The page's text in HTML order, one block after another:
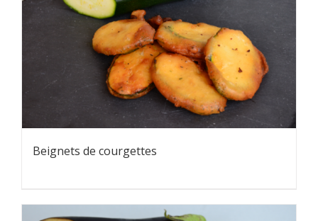
Beignets de courgettes